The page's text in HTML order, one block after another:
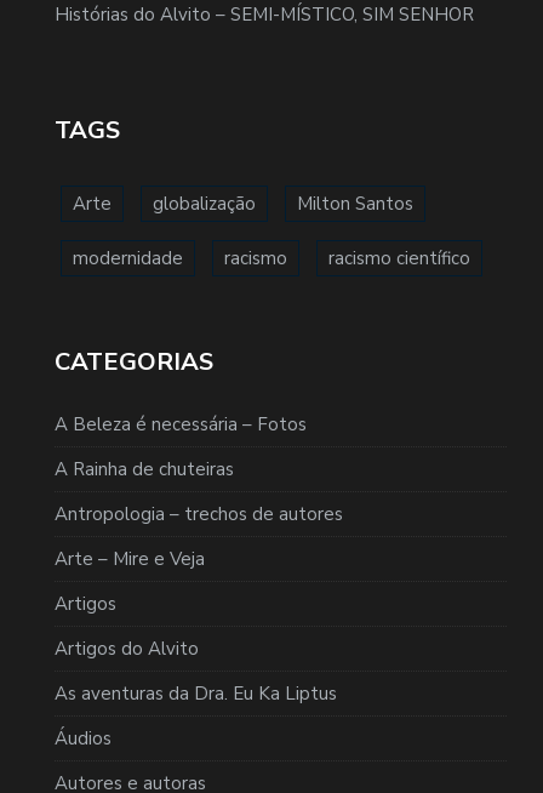
Histórias do Alvito – SEMI-MÍSTICO, SIM SENHOR
TAGS
Arte globalização Milton Santos
modernidade racismo racismo científico
CATEGORIAS
A Beleza é necessária – Fotos
A Rainha de chuteiras
Antropologia – trechos de autores
Arte – Mire e Veja
Artigos
Artigos do Alvito
As aventuras da Dra. Eu Ka Liptus
Áudios
Autores e autoras